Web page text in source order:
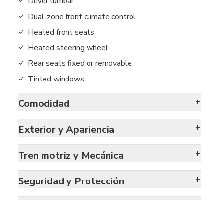
Dual-zone front climate control
Heated front seats
Heated steering wheel
Rear seats fixed or removable
Tinted windows
Comodidad +
Exterior y Apariencia +
Tren motriz y Mecánica +
Seguridad y Protección
+